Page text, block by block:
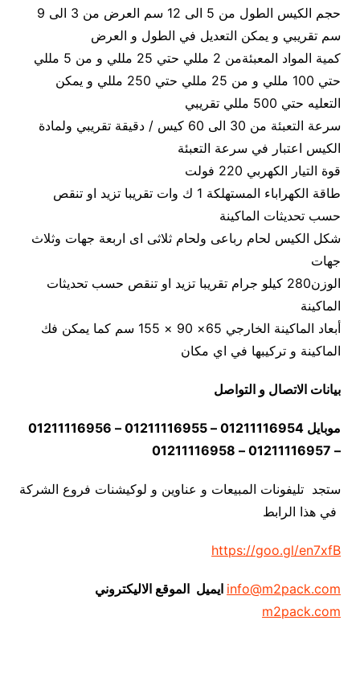
حجم الكيس الطول من 5 الى 12 سم العرض من 3 الى 9
سم تقريبي و يمكن التعديل في الطول و العرض
كمية المواد المعبئةمن 2 مللي حتي 25 مللي و من 5 مللي
حتي 100 مللي و من 25 مللي حتي 250 مللي و يمكن
التعليه حتي 500 مللي تقريبي
سرعة التعبئة من 30 الى 60 كيس / دقيقة تقريبي ولمادة
الكيس اعتبار في سرعة التعبئة
قوة التيار الكهربي 220 فولت
طاقة الكهراباء المستهلكة 1 ك وات تقريبا تزيد او تنقص
حسب تحديثات الماكينة
شكل الكيس لحام رباعى ولحام ثلاثى اى اربعة جهات وثلاث
جهات
الوزن280 كيلو جرام تقريبا تزيد او تنقص حسب تحديثات
الماكينة
أبعاد الماكينة الخارجي 65× 90 × 155 سم كما يمكن فك
الماكينة و تركيبها في اي مكان
بيانات الاتصال و التواصل
موبايل 01211116954 – 01211116955 – 01211116956
– 01211116957 – 01211116958
ستجد تليفونات المبيعات و عناوين و لوكيشنات فروع الشركة
في هذا الرابط
https://goo.gl/en7xfB
info@m2pack.com ايميل الموقع الاليكتروني
m2pack.com